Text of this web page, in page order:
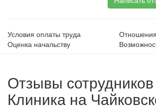
Условия оплаты труда
Оценка начальству
Отзывы
Клиника на